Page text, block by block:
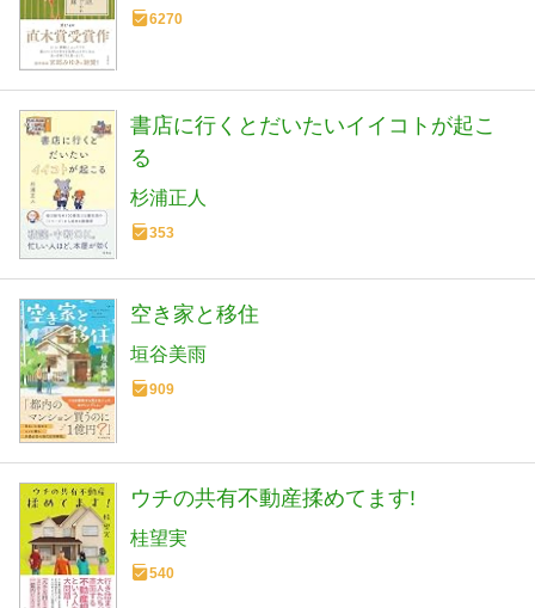
6270
書店に行くとだいたいイイコトが起こ
る
杉浦正人
353
空き家と移住
垣谷美雨
909
ウチの共有不動産揉めてます!
桂望実
540